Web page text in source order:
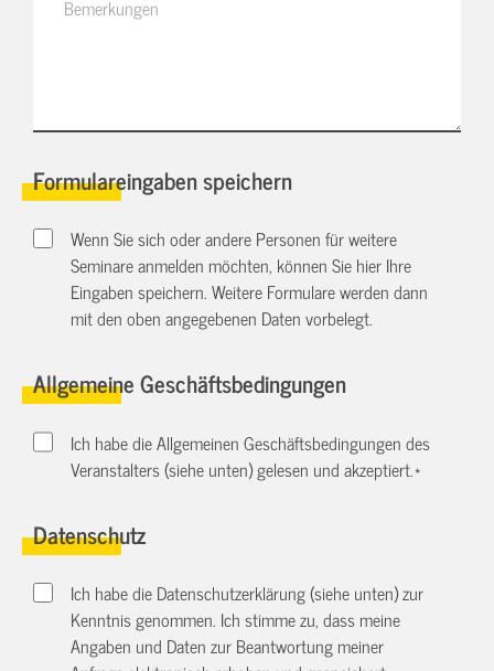
Formulareingaben speichern
Wenn Sie sich oder andere Personen für weitere
Seminare anmelden möchten, können Sie hier Ihre
Eingaben speichern. Weitere Formulare werden dann
mit den oben angegebenen Daten vorbelegt.
Allgemeine Geschäftsbedingungen
Ich habe die Allgemeinen Geschäftsbedingungen des
Veranstalters (siehe unten) gelesen und akzeptiert.*
Datenschutz
Ich habe die Datenschutzerklärung (siehe unten) zur
Kenntnis genommen. Ich stimme zu, dass meine
Angaben und Daten zur Beantwortung meiner